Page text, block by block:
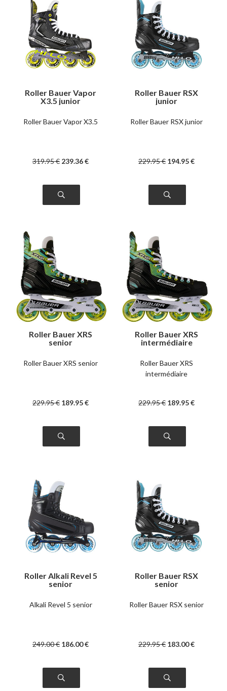
Roller Bauer Vapor
X3.5 junior
Roller Bauer Vapor X3.5
319.95€ 239.36€
Roller Bauer RSX
junior
Roller Bauer RSX junior
229.95€ 194.95€
Roller Bauer XRS
senior
Roller Bauer XRS senior
229.95€ 189.95€
Roller Bauer XRS
intermédiaire
Roller Bauer XRS
intermédiaire
229.95€ 189.95€
Roller Alkali Revel 5
senior
Alkali Revel 5 senior
249.00€ 186.00€
Roller Bauer RSX
senior
Roller Bauer RSX senior
229.95€ 183.00€